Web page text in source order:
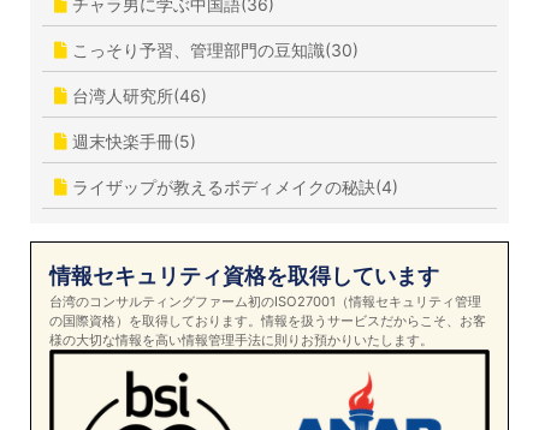
チャラ男に学ぶ中国語(36)
こっそり予習、管理部門の豆知識(30)
台湾人研究所(46)
週末快楽手冊(5)
ライザップが教えるボディメイクの秘訣(4)
情報セキュリティ資格を取得しています
台湾のコンサルティングファーム初のISO27001（情報セキュリティ管理
の国際資格）を取得しております。情報を扱うサービスだからこそ、お客
様の大切な情報を高い情報管理手法に則りお預かりいたします。